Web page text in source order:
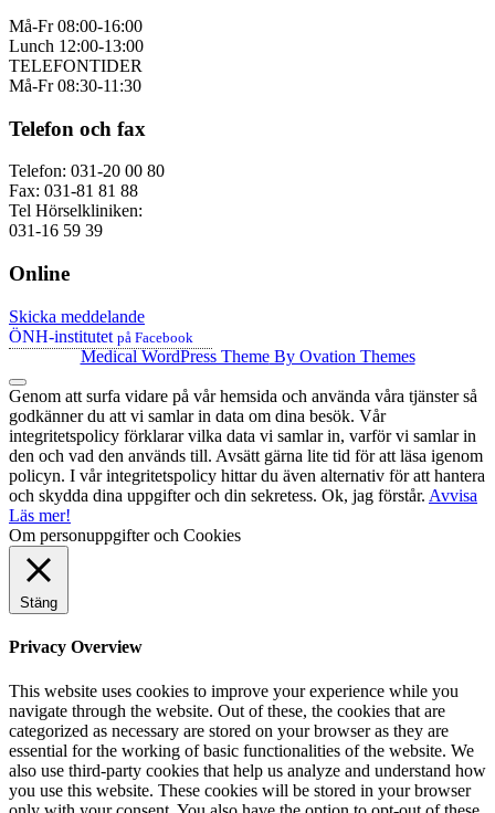
Må-Fr 08:00-16:00
Lunch 12:00-13:00
TELEFONTIDER
Må-Fr 08:30-11:30
Telefon och fax
Telefon: 031-20 00 80
Fax: 031-81 81 88
Tel Hörselkliniken:
031-16 59 39
Online
Skicka meddelande
ÖNH-institutet på Facebook
Medical WordPress ThemeBy Ovation Themes
Genom att surfa vidare på vår hemsida och använda våra tjänster så
godkänner du att vi samlar in data om dina besök. Vår
integritetspolicy förklarar vilka data vi samlar in, varför vi samlar in
den och vad den används till. Avsätt gärna lite tid för att läsa igenom
policyn. I vår integritetspolicy hittar du även alternativ för att hantera
och skydda dina uppgifter och din sekretess. Ok, jag förstår. Avvisa
Läs mer!
Om personuppgifter och Cookies
Stäng
Privacy Overview
This website uses cookies to improve your experience while you
navigate through the website. Out of these, the cookies that are
categorized as necessary are stored on your browser as they are
essential for the working of basic functionalities of the website. We
also use third-party cookies that help us analyze and understand how
you use this website. These cookies will be stored in your browser